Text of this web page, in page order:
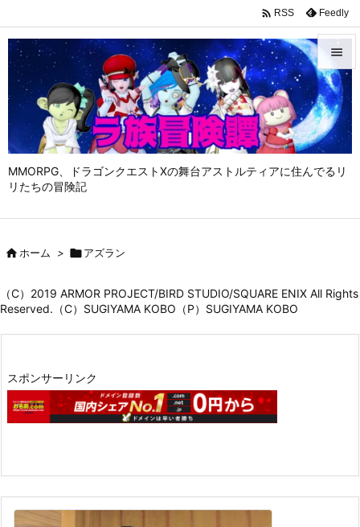
MMORPG、ドラゴンクエストⅩの舞台アストルティアに住んでるリ
リたちの冒険記


メニュ

サイド

 RSS Feedly
ホーム > アズラン
（C）2019 ARMOR PROJECT/BIRD STUDIO/SQUARE ENIX All Rights
Reserved.（C）SUGIYAMA KOBO（P）SUGIYAMA KOBO
スポンサーリンク